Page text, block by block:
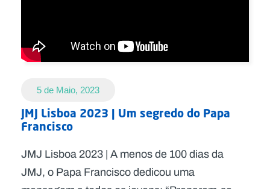
5 de Maio, 2023
JMJ Lisboa 2023 | Um segredo do Papa
Francisco
JMJ Lisboa 2023 | A menos de 100 dias da
JMJ, o Papa Francisco dedicou uma